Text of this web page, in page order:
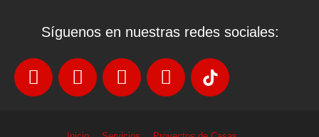
Síguenos en nuestras redes sociales: